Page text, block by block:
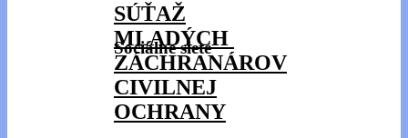
SÚŤAŽ
MLADÝCH
ZÁCHRANÁROV
CIVILNEJ
OCHRANY
Sociálne siete